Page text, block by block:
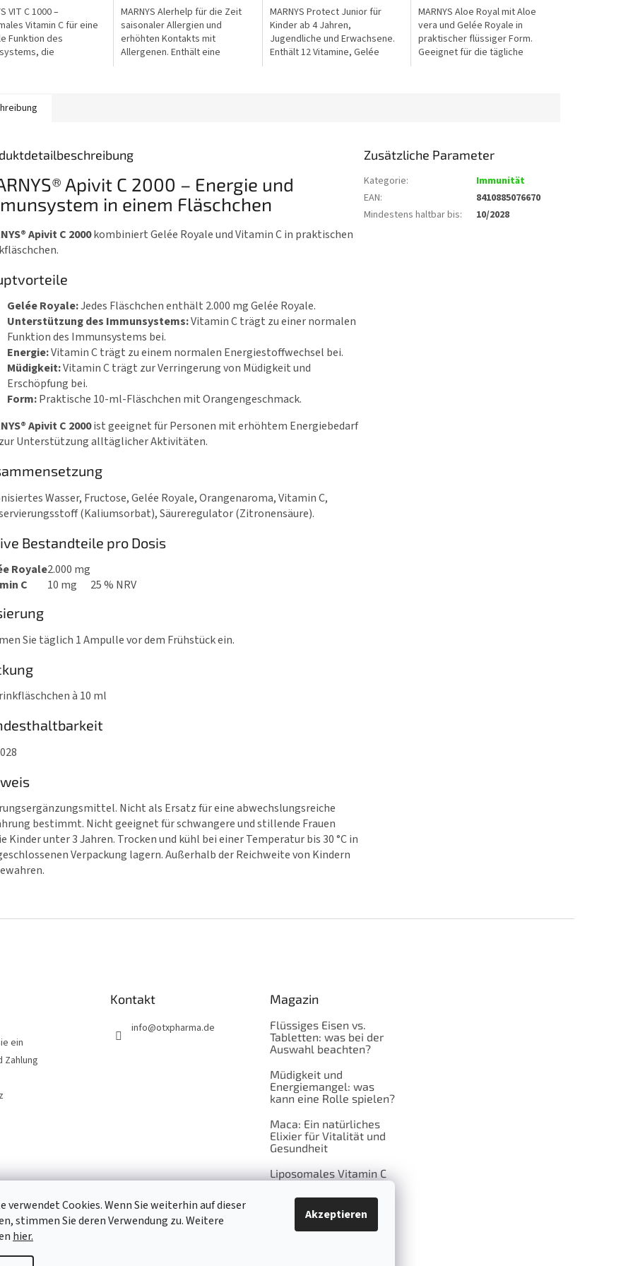
verwendet Cookies. Wenn Sie weiterhin auf dieser
stimmen Sie deren Verwendung zu. Weitere
hier.
Akzeptieren
VIT C 1000 –
Vitamin C für eine
Funktion des
die
5
Sternen.
MARNYS Alerhelp für die Zeit
saisonaler Allergien und
erhöhten Kontakts mit
Allergenen. Enthält eine
5
Sternen.
MARNYS Protect Junior für
Kinder ab 4 Jahren,
Jugendliche und Erwachsene.
Enthält 12 Vitamine, Gelée
5
Sternen.
MARNYS Aloe Royal mit Aloe
vera und Gelée Royale in
praktischer flüssiger Form.
Geeignet für die tägliche
Apivit C 2000 – Energie und
in einem Fläschchen
Apivit C 2000kombiniert Gelée Royale und Vitamin C in praktischen
Gelée Royale:Jedes Fläschchen enthält 2.000 mg Gelée Royale.
Unterstützung des Immunsystems:Vitamin C trägt zu einer normalen
Funktion des Immunsystems bei.
Energie:Vitamin C trägt zu einem normalen Energiestoffwechsel bei.
Müdigkeit:Vitamin C trägt zur Verringerung von Müdigkeit und
Erschöpfung bei.
Form:Praktische 10-ml-Fläschchen mit Orangengeschmack.
Apivit C 2000ist geeignet für Personen mit erhöhtem Energiebedarf
Unterstützung alltäglicher Aktivitäten.
Wasser, Fructose, Gelée Royale, Orangenaroma, Vitamin C,
(Kaliumsorbat), Säureregulator (Zitronensäure).
Bestandteile pro Dosis
Royale2.000 mg
C
10 mg 25 % NRV
Sie täglich 1 Ampulle vor dem Frühstück ein.
à 10 ml
Nicht als Ersatz für eine abwechslungsreiche
bestimmt. Nicht geeignet für schwangere und stillende Frauen
Kinder unter 3 Jahren. Trocken und kühl bei einer Temperatur bis 30 °C in
Verpackung lagern. Außerhalb der Reichweite von Kindern
Zusätzliche Parameter
Kategorie:
Immunität
EAN:
8410885076670
Mindestens haltbar bis: 10/2028
ein
Zahlung
Kontakt
info@otxpharma.de
Magazin
Flüssiges Eisen vs.
Tabletten: was bei der
Auswahl beachten?
Müdigkeit und
Energiemangel: was
kann eine Rolle spielen?
Maca: Ein natürliches
Elixier für Vitalität und
Gesundheit
Liposomales Vitamin C
Wechseljahre: Eine
natürliche Phase im
Leben jeder Frau